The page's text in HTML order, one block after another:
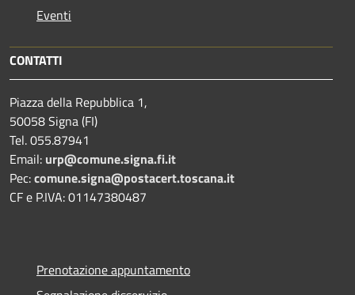
Eventi
CONTATTI
Piazza della Repubblica 1,
50058 Signa (FI)
Tel. 055.87941
Email: urp@comune.signa.fi.it
Pec:comune.signa@postacert.toscana.it
CF e P.IVA: 01147380487
Prenotazione appuntamento